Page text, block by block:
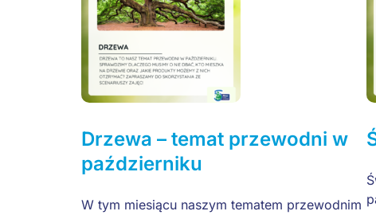
Drzewa – temat przewodni w
październiku
W tym miesiącu naszym tematem przewodnim